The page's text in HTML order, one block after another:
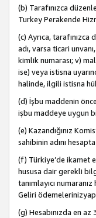
(b) Tarafınızca
Turkey Perakende
(c) Ayrıca,
adı, varsa ticari
kimlik numarası; v)
ise) veya istisna
halinde, ilgili istisna
(d) İşbu maddenin
işbu maddeye uygun
(e) Kazandığınız
sahibinin adını
(f) Türkiye’de ikamet
hususa dair gerekli
tanımlayıcı
Geliri
(g) Hesabınızda en